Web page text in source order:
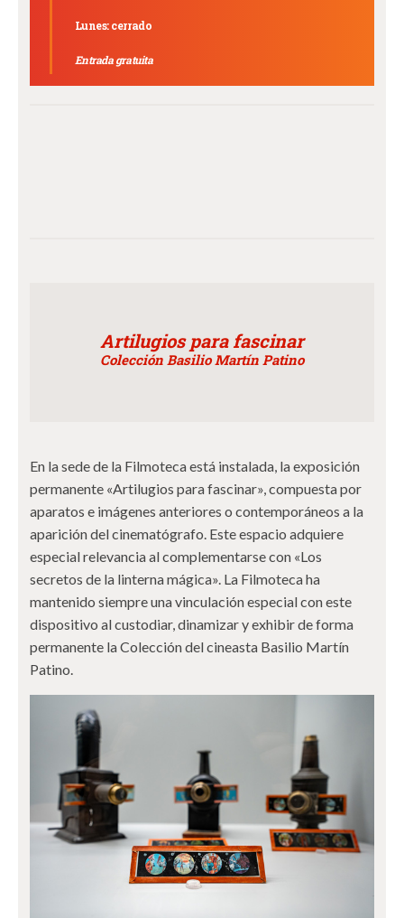
Lunes: cerrado
Entrada gratuita
Artilugios para fascinar
Colección Basilio Martín Patino
En la sede de la Filmoteca está instalada, la exposición
permanente «Artilugios para fascinar», compuesta por
aparatos e imágenes anteriores o contemporáneos a la
aparición del cinematógrafo. Este espacio adquiere
especial relevancia al complementarse con «Los
secretos de la linterna mágica». La Filmoteca ha
mantenido siempre una vinculación especial con este
dispositivo al custodiar, dinamizar y exhibir de forma
permanente la Colección del cineasta Basilio Martín
Patino.